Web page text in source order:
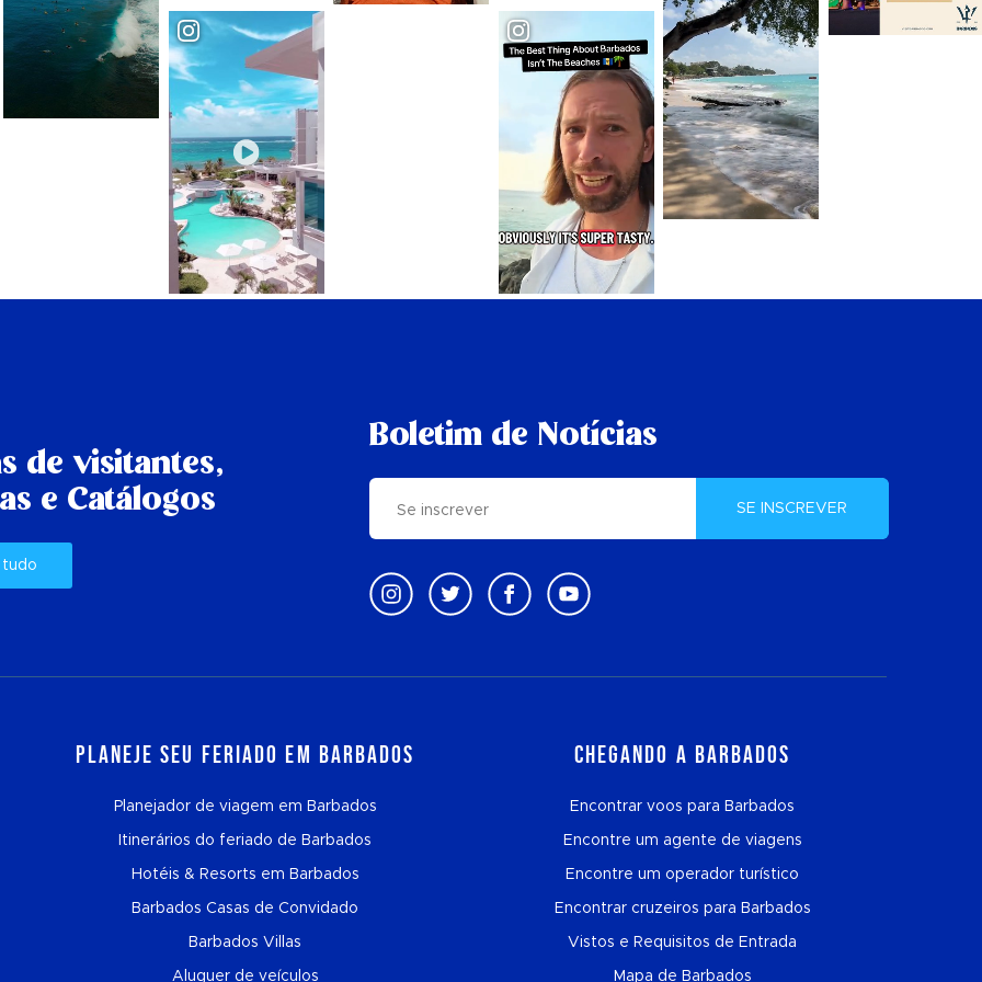
de visitantes,
e Catálogos
Boletim de Notícias
SE INSCREVER
Planeje seu feriado em Barbados
Planejador de viagem em Barbados
Itinerários do feriado de Barbados
Hotéis & Resorts em Barbados
Barbados Casas de Convidado
Barbados Villas
Aluguer de veículos
Chegando a Barbados
Encontrar voos para Barbados
Encontre um agente de viagens
Encontre um operador turístico
Encontrar cruzeiros para Barbados
Vistos e Requisitos de Entrada
Mapa de Barbados